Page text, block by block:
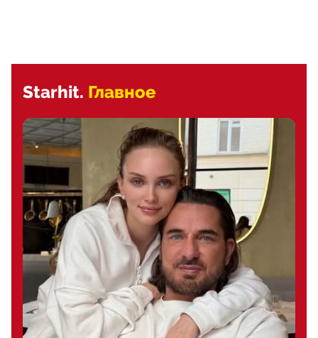
Starhit. Главное